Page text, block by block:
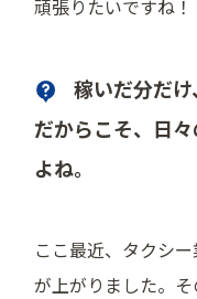
頑張りたいですね！
稼いだ分だ
だからこそ、日
よね。
ここ最近、タクシ
が上がりました。